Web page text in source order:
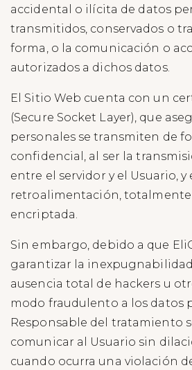
accidental o ilícita de datos
transmitidos, conservados o
forma, o la comunicación o
autorizados a dichos datos.
El Sitio Web cuenta con un
(Secure Socket Layer), que
personales se transmiten de
confidencial, al ser la
entre el servidor y el Usuario, y
retroalimentación, totalmente
encriptada.
Sin embargo, debido a que
garantizar la
ausencia total de hackers u
modo fraudulento a los datos
Responsable del tratamiento
comunicar al Usuario sin
cuando ocurra una violación